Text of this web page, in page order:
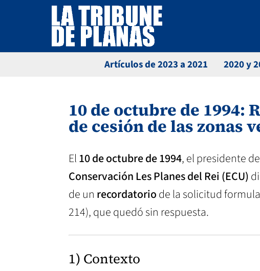
Artículos de 2023 a 2021 2020 y
10 de octubre de
de cesión de las zonas
El10 de octubre de 1994, el presidente
Conservación Les Planes del Rei (ECU)
de un recordatoriode la solicitud
214), que quedó sin respuesta.
1) Contexto